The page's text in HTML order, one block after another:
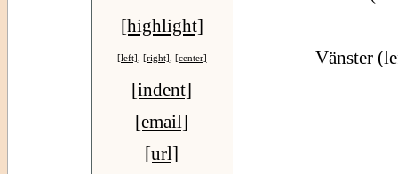
[highlight]
[left] [right] [center]
Vänster
[indent]
[email]
[url]